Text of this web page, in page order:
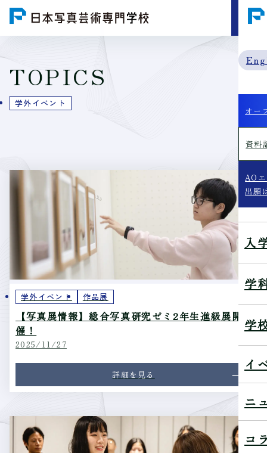
MENU
オー
資料
AO
出願
入
学
学
イ
ニ
コ
TOPICS
学外イベント
学外イベント 作品展
【写真展情報】総合写真研究ゼミ2年生進級展開
催！
2025/11/27
詳細を見る